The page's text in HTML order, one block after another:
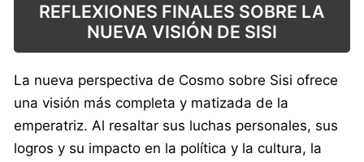
REFLEXIONES FINALES SOBRE LA
NUEVA VISIÓN DE SISI
La nueva perspectiva de Cosmo sobre Sisi ofrece
una visión más completa y matizada de la
emperatriz. Al resaltar sus luchas personales, sus
logros y su impacto en la política y la cultura, la